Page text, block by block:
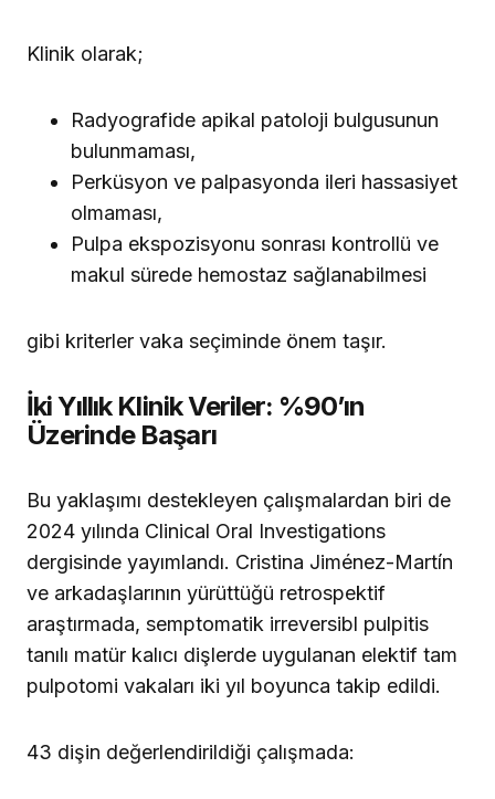
Klinik olarak;
Radyografide apikal patoloji bulgusunun
bulunmaması,
Perküsyon ve palpasyonda ileri hassasiyet
olmaması,
Pulpa ekspozisyonu sonrası kontrollü ve
makul sürede hemostaz sağlanabilmesi
gibi kriterler vaka seçiminde önem taşır.
İki Yıllık Klinik Veriler: %90’ın
Üzerinde Başarı
Bu yaklaşımı destekleyen çalışmalardan biri de
2024 yılında Clinical Oral Investigations
dergisinde yayımlandı. Cristina Jiménez-Martín
ve arkadaşlarının yürüttüğü retrospektif
araştırmada, semptomatik irreversibl pulpitis
tanılı matür kalıcı dişlerde uygulanan elektif tam
pulpotomi vakaları iki yıl boyunca takip edildi.
43 dişin değerlendirildiği çalışmada: